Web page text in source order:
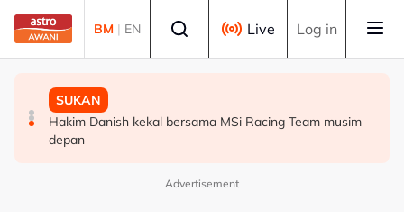
Skip to main content
BM | EN Live Log in
SUKAN
Aliff Rakib hadiah rumah RM1 juta kepada ibu bapa
DUNIA
Syarikat Minyak Nasional Abu Dhabi terkena serangan
peluru berpandu di Selat Hormuz
SUKAN
Hakim Danish kekal bersama MSi Racing Team musim
depan
Advertisement